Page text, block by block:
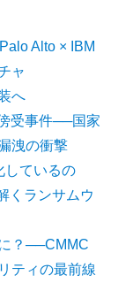
Alto × IBM
ャ
へ
受事件──国家
洩の衝撃
しているの
くランサムウ
？──CMMC
ティの最前線